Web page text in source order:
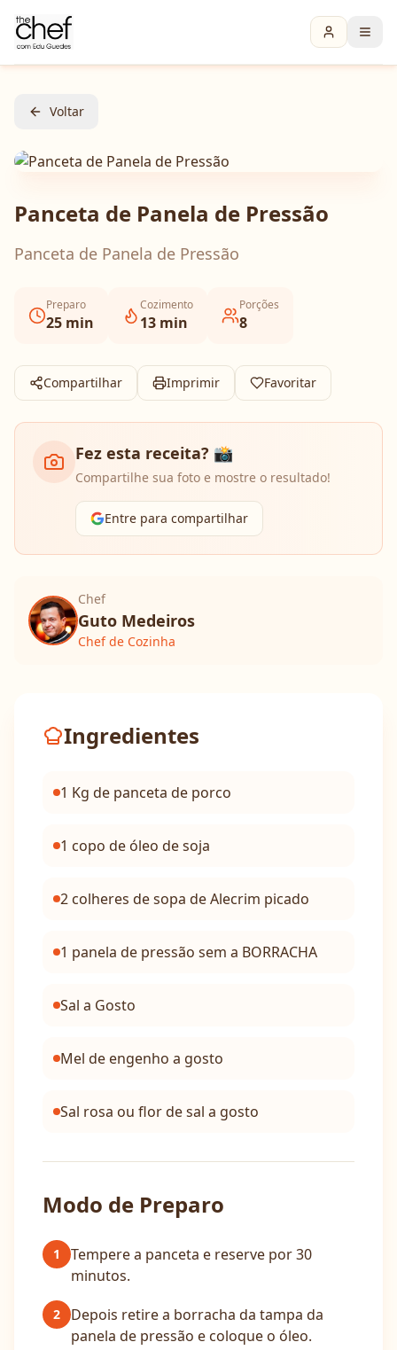
Voltar
Panceta de Panela de Pressão
Panceta de Panela de Pressão
Preparo
25 min
Cozimento
13 min
Porções
8
Compartilhar Imprimir Favoritar
Fez esta receita? 📸
Compartilhe sua foto e mostre o resultado!
Entre para compartilhar
Chef
Guto Medeiros
Chef de Cozinha
Ingredientes
1 Kg de panceta de porco
1 copo de óleo de soja
2 colheres de sopa de Alecrim picado
1 panela de pressão sem a BORRACHA
Sal a Gosto
Mel de engenho a gosto
Sal rosa ou flor de sal a gosto
Modo de Preparo
1
Tempere a panceta e reserve por 30
minutos.
2
Depois retire a borracha da tampa da
panela de pressão e coloque o óleo.